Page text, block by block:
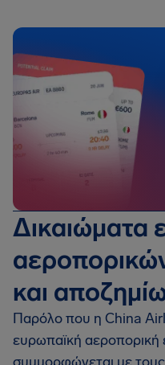
Δικαιώματα
και
Παρόλο που η China
ευρωπαϊκή αεροπορική